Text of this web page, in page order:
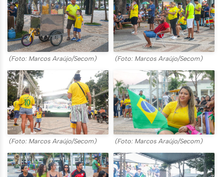
(Foto: Marcos Araújo/Secom) (Foto: Marcos Araújo/Secom)
(Foto: Marcos Araújo/Secom) (Foto: Marcos Araújo/Secom)